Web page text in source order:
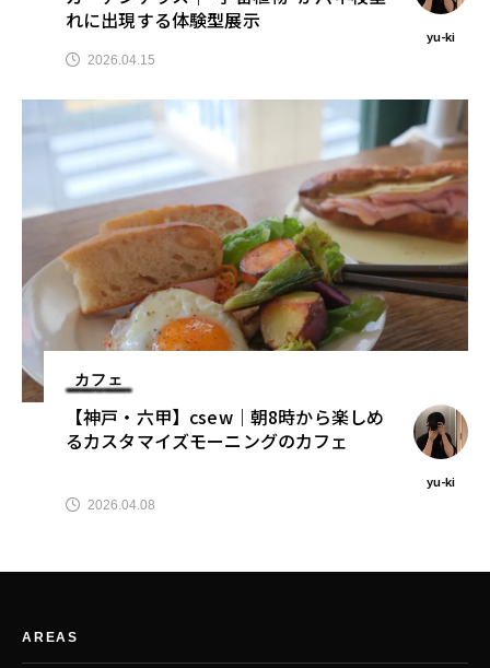
れに出現する体験型展示
yu-ki
2026.04.15
カフェ
【神戸・六甲】csew｜朝8時から楽しめ
るカスタマイズモーニングのカフェ
yu-ki
2026.04.08
AREAS